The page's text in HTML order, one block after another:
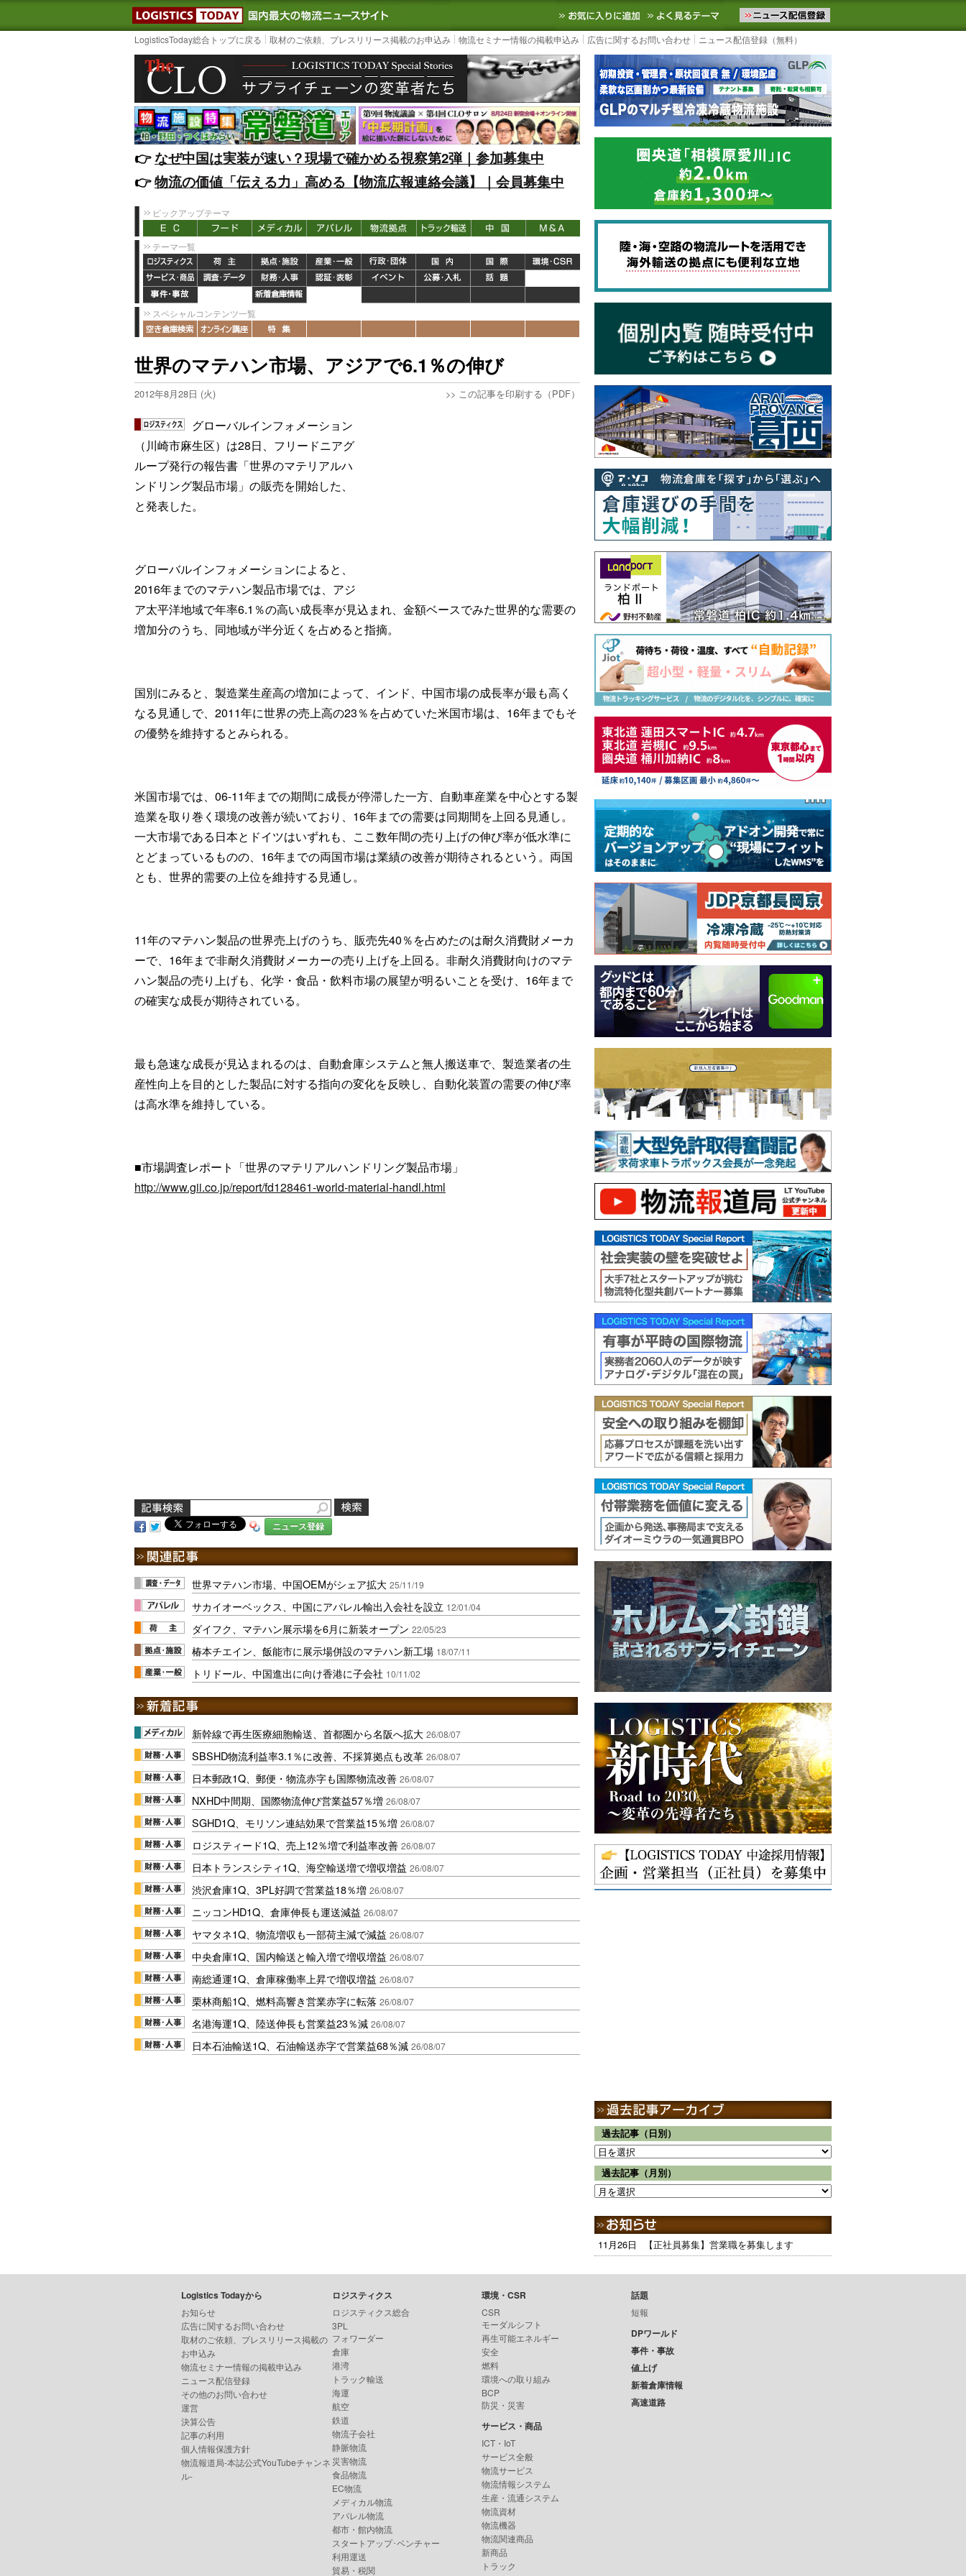
LOGISTICS TODAY｜国内最大の物流ニュースサイト3PL, SCMなど国内外の最新の物流ニュースをお届けします。物流ニュースメール配信を登録す
お気に入りに追加 よく見るテーマ
LogisticsToday総合トップに戻る 取材のご依頼、プレスリリース掲載のお申込み 物流セミナー情報の掲載申込み 広告に関するお問い合わせ ニュース配信登録（無料）
👉️なぜ中国は実装が速い？現場で確かめる視察第2弾｜参加募集中
👉️物流の価値「伝える力」高める【物流広報連絡会議】｜会員募集中
ピックアップテーマ
テーマ一覧
スペシャルコンテンツ一覧
世界のマテハン市場、アジアで6.1％の伸び
2012年8月28日 (火) >> この記事を印刷する（PDF）
グローバルインフォメーション
（川崎市麻生区）は28日、フリードニアグ
ループ発行の報告書「世界のマテリアルハ
ンドリング製品市場」の販売を開始した、
と発表した。
グローバルインフォメーションによると、
2016年までのマテハン製品市場では、アジ
ア太平洋地域で年率6.1％の高い成長率が見込まれ、金額ベースでみた世界的な需要の
増加分のうち、同地域が半分近くを占めると指摘。
国別にみると、製造業生産高の増加によって、インド、中国市場の成長率が最も高く
なる見通しで、2011年に世界の売上高の23％を占めていた米国市場は、16年までもそ
の優勢を維持するとみられる。
米国市場では、06-11年までの期間に成長が停滞した一方、自動車産業を中心とする製
造業を取り巻く環境の改善が続いており、16年までの需要は同期間を上回る見通し。
一大市場である日本とドイツはいずれも、ここ数年間の売り上げの伸び率が低水準に
とどまっているものの、16年までの両国市場は業績の改善が期待されるという。両国
とも、世界的需要の上位を維持する見通し。
11年のマテハン製品の世界売上げのうち、販売先40％を占めたのは耐久消費財メーカ
ーで、16年まで非耐久消費財メーカーの売り上げを上回る。非耐久消費財向けのマテ
ハン製品の売り上げも、化学・食品・飲料市場の展望が明るいことを受け、16年まで
の確実な成長が期待されている。
最も急速な成長が見込まれるのは、自動倉庫システムと無人搬送車で、製造業者の生
産性向上を目的とした製品に対する指向の変化を反映し、自動化装置の需要の伸び率
は高水準を維持している。
■市場調査レポート「世界のマテリアルハンドリング製品市場」
http://www.gii.co.jp/report/fd128461-world-material-handl.html
ニュース登録
世界マテハン市場、中国OEMがシェア拡大 25/11/19
サカイオーベックス、中国にアパレル輸出入会社を設立 12/01/04
ダイフク、マテハン展示場を6月に新装オープン 22/05/23
椿本チエイン、飯能市に展示場併設のマテハン新工場 18/07/11
トリドール、中国進出に向け香港に子会社 10/11/02
新幹線で再生医療細胞輸送、首都圏から名阪へ拡大 26/08/07
SBSHD物流利益率3.1％に改善、不採算拠点も改革 26/08/07
日本郵政1Q、郵便・物流赤字も国際物流改善 26/08/07
NXHD中間期、国際物流伸び営業益57％増 26/08/07
SGHD1Q、モリソン連結効果で営業益15％増 26/08/07
ロジスティード1Q、売上12％増で利益率改善 26/08/07
日本トランスシティ1Q、海空輸送増で増収増益 26/08/07
渋沢倉庫1Q、3PL好調で営業益18％増 26/08/07
ニッコンHD1Q、倉庫伸長も運送減益 26/08/07
ヤマタネ1Q、物流増収も一部荷主減で減益 26/08/07
中央倉庫1Q、国内輸送と輸入増で増収増益 26/08/07
南総通運1Q、倉庫稼働率上昇で増収増益 26/08/07
栗林商船1Q、燃料高響き営業赤字に転落 26/08/07
名港海運1Q、陸送伸長も営業益23％減 26/08/07
日本石油輸送1Q、石油輸送赤字で営業益68％減 26/08/07
過去記事（日別）
過去記事（月別）
11月26日 【正社員募集】営業職を募集します
Logistics Todayから
お知らせ
広告に関するお問い合わせ
取材のご依頼、プレスリリース掲載の
お申込み
物流セミナー情報の掲載申込み
ニュース配信登録
その他のお問い合わせ
運営
決算公告
記事の利用
個人情報保護方針
物流報道局-本誌公式YouTubeチャンネ
ル-
ロジスティクス
ロジスティクス総合
3PL
フォワーダー
倉庫
港湾
トラック輸送
海運
航空
鉄道
物流子会社
静脈物流
災害物流
食品物流
EC物流
メディカル物流
アパレル物流
都市・館内物流
スタートアップ･ベンチャー
利用運送
貿易・税関
環境・CSR
CSR
モーダルシフト
再生可能エネルギー
安全
燃料
環境への取り組み
BCP
防災・災害
サービス・商品
ICT・IoT
サービス全般
物流サービス
物流情報システム
生産・流通システム
物流資材
物流機器
物流関連商品
新商品
トラック
話題
短報
DPワールド
事件・事故
値上げ
新着倉庫情報
高速道路